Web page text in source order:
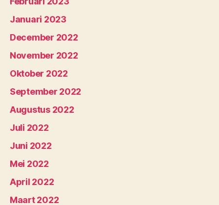
Januari 2023
December 2022
November 2022
Oktober 2022
September 2022
Augustus 2022
Juli 2022
Juni 2022
Mei 2022
April 2022
Maart 2022